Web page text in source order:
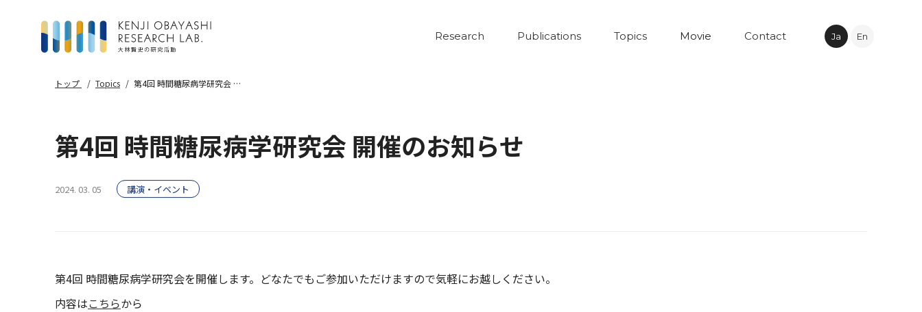
Research Publications Topics Movie Contact Ja En
トップ Topics 第4回 時間糖尿病学研究会 開催のお知らせ
第4回 時間糖尿病学研究会 開催のお知らせ
2024. 03. 05 講演・イベント
第4回 時間糖尿病学研究会を開催します。どなたでもご参加いただけますので気軽にお越しください。
内容はこちらから